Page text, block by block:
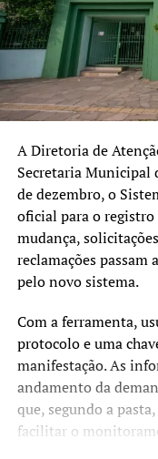
A Diretoria de
Secretaria Municipal
de dezembro, o
oficial para o
mudança,
reclamações passam
pelo novo sistema.
Com a ferramenta,
protocolo e uma
manifestação. As
andamento da
que, segundo a
facilitar o